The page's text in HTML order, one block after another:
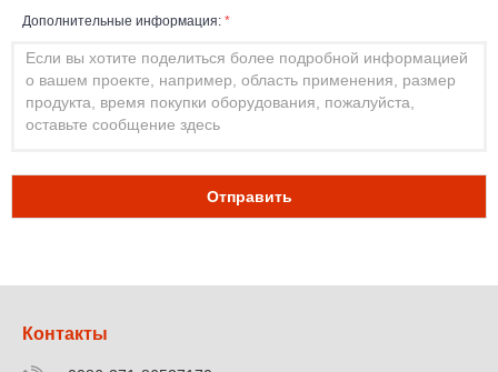
Дополнительные информация: *
Отправить
Контакты